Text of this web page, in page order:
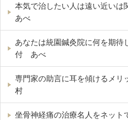
本気で治したい人は遠い近い
あべ
あなたは統園鍼灸院に何を期
付 あべ
専門家の助言に耳を傾けるメ
村
坐骨神経痛の治療名人をネッ